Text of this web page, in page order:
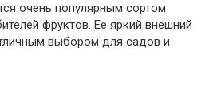
очень популярным сортом
фруктов. Ее яркий внешний
выбором для садов и